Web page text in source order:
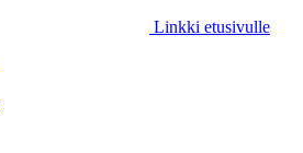
Linkki etusivulle